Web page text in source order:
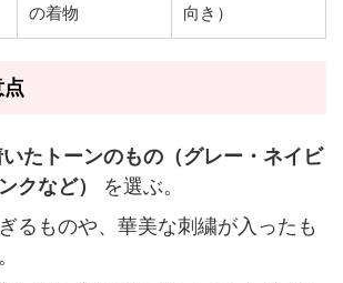
の着物
向き）
たトーンのもの（グレー・ネイビ
クなど）
を選ぶ。
るものや、華美な刺繍が入ったも